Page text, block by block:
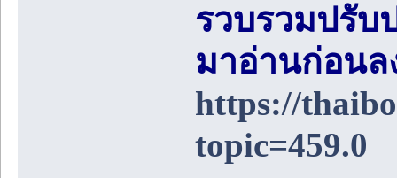
รวบรวมปรับ
มาอ่านก่อน
https://
topic=459.0